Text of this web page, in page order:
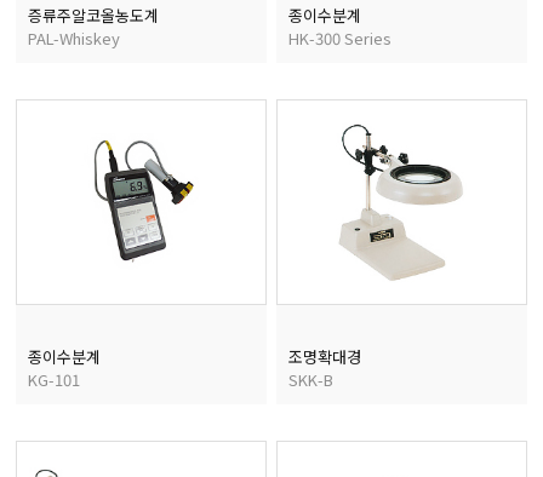
증류주알코올농도계
PAL-Whiskey
종이수분계
HK-300 Series
종이수분계
KG-101
조명확대경
SKK-B